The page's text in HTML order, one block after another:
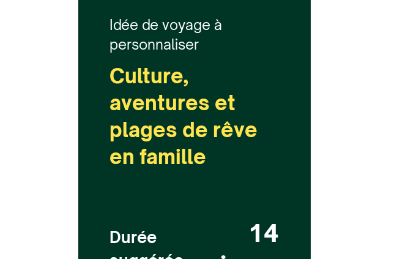
Idée de voyage à
personnaliser
Culture,
aventures et
plages de rêve
en famille
Durée
14